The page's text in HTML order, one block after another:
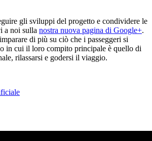
gli sviluppi del progetto e condividere le
a noi sulla nostra nuova pagina di Google+.
di più su ciò che i passeggeri si
in cui il loro compito principale è quello di
rilassarsi e godersi il viaggio.